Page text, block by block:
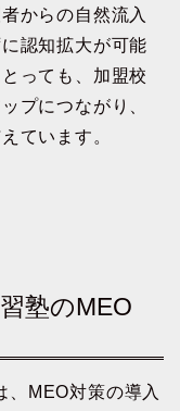
からの自然流入
認知拡大が可能
っても、加盟校
プにつながり、
ています。
塾のMEO
MEO対策の導入